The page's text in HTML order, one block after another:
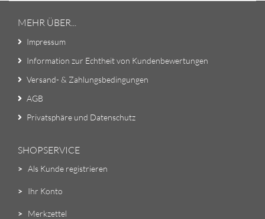
MEHR ÜBER...
Impressum
Information zur Echtheit von Kundenbewertungen
Versand- & Zahlungsbedingungen
AGB
Privatsphäre und Datenschutz
SHOPSERVICE
> Als Kunde registrieren
> Ihr Konto
> Merkzettel